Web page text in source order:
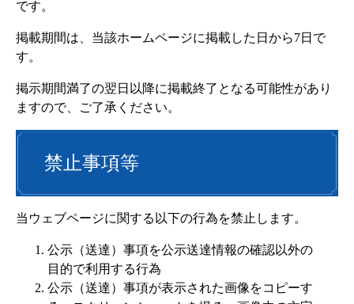
です。
掲載期間は、当該ホームページに掲載した日から7日で
す。
掲示期間満了の翌日以降に掲載終了となる可能性があり
ますので、ご了承ください。
禁止事項等
当ウェブページに関する以下の行為を禁止します。
公示（送達）事項を公示送達情報の確認以外の
目的で利用する行為
公示（送達）事項が表示された画像をコピーす